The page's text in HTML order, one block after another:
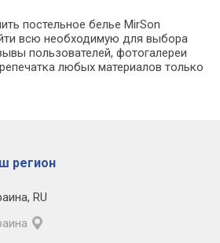
постельное белье MirSon
всю необходимую для выбора
пользователей, фотогалереи
любых материалов только
регион
, RU